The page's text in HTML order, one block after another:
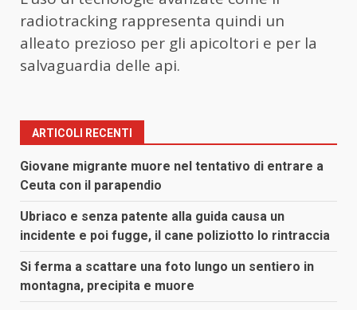
radiotracking rappresenta quindi un
alleato prezioso per gli apicoltori e per la
salvaguardia delle api.
ARTICOLI RECENTI
Giovane migrante muore nel tentativo di entrare a
Ceuta con il parapendio
Ubriaco e senza patente alla guida causa un
incidente e poi fugge, il cane poliziotto lo rintraccia
Si ferma a scattare una foto lungo un sentiero in
montagna, precipita e muore